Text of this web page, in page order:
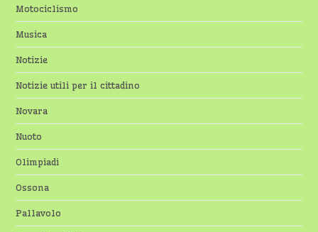
Motociclismo
Musica
Notizie
Notizie utili per il cittadino
Novara
Nuoto
Olimpiadi
Ossona
Pallavolo